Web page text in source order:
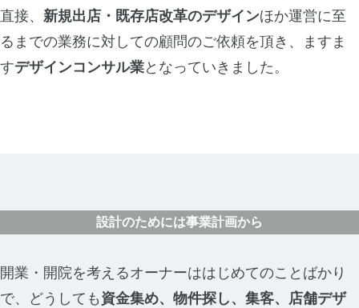
直接、 新規出店・既存店改革のデザインほか運営に至
るまでの業務に対しての顧問のご依頼を頂き、ますま
すデザインコンサル業となっていきました。
設計のためには事業計画から
開業・開院を考えるオーナーははじめてのことばかり
で、どうしても 資金集め、物件探し、集客、店舗デザ